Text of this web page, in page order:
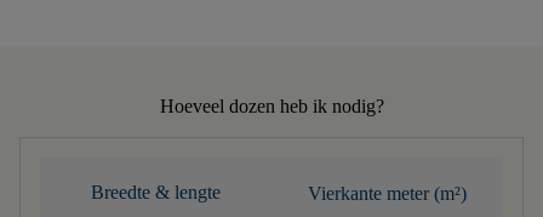
Hoeveel dozen heb ik nodig?
Breedte & lengte Vierkante meter (m²)